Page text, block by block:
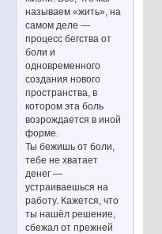
называем «жить», на
самом деле —
процесс бегства от
боли и
одновременного
создания нового
пространства, в
котором эта боль
возрождается в иной
форме.
Ты бежишь от боли,
тебе не хватает
денег —
устраиваешься на
работу. Кажется, что
ты нашёл решение,
сбежал от прежней